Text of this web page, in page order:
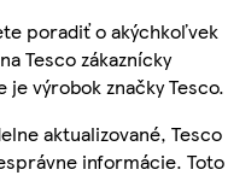
poradiť o akýchkoľvek
Tesco zákaznícky
výrobok značky Tesco.
aktualizované, Tesco
informácie. Toto